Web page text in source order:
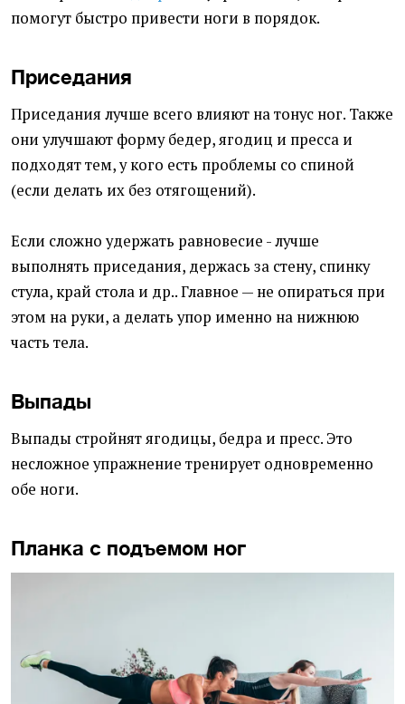
помогут быстро привести ноги в порядок.
Приседания
Приседания лучше всего влияют на тонус ног. Также
они улучшают форму бедер, ягодиц и пресса и
подходят тем, у кого есть проблемы со спиной
(если делать их без отягощений).
Если сложно удержать равновесие - лучше
выполнять приседания, держась за стену, спинку
стула, край стола и др.. Главное — не опираться при
этом на руки, а делать упор именно на нижнюю
часть тела.
Выпады
Выпады стройнят ягодицы, бедра и пресс. Это
несложное упражнение тренирует одновременно
обе ноги.
Планка с подъемом ног